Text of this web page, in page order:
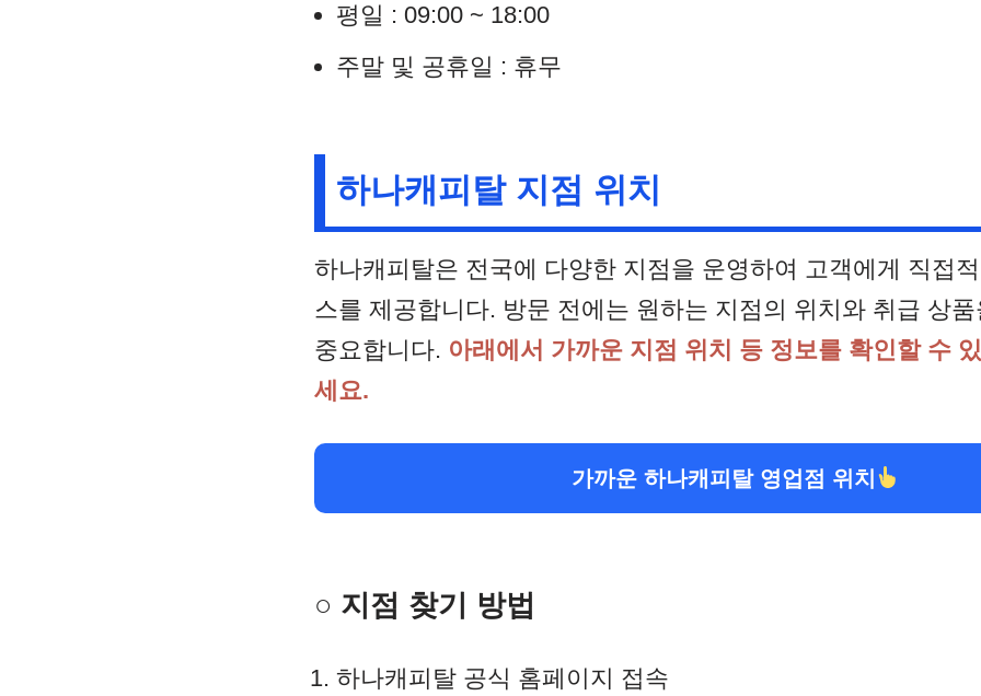
평일 : 09:00 ~ 18:00
주말 및 공휴일 : 휴무
하나캐피탈 지점 위치
하나캐피탈은 전국에 다양한 지점을 운영하여 고객에게 직접적
스를 제공합니다. 방문 전에는 원하는 지점의 위치와 취급 상품
중요합니다. 아래에서 가까운 지점 위치 등 정보를 확인할 수
세요.
가까운 하나캐피탈 영업점 위치
○ 지점 찾기 방법
하나캐피탈 공식 홈페이지 접속